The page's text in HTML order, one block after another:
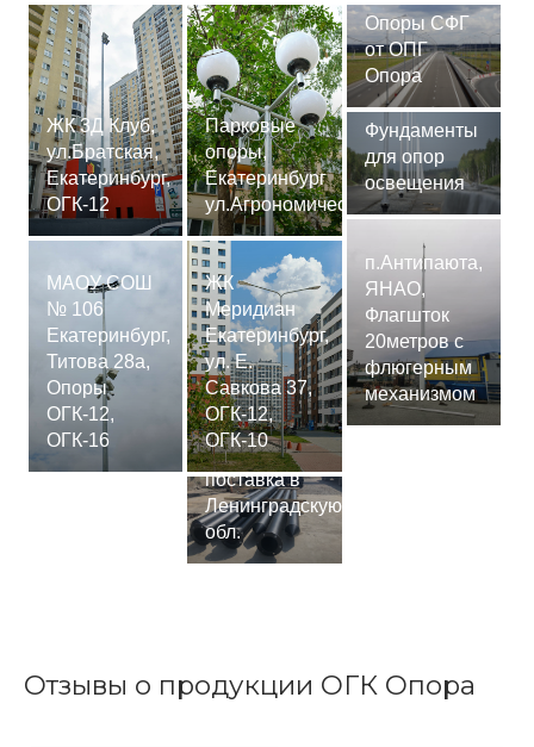
ЖК 3Д Клуб,
ул.Братская,
Екатеринбург,
ОГК-12
МАОУ СОШ
№ 106
Екатеринбург,
Титова 28а,
Опоры
ОГК-12,
ОГК-16
Парковые
опоры,
Екатеринбург
ул.Агрономическая
ЖК
Меридиан
Екатеринбург,
ул. Е.
Савкова 37,
ОГК-12,
ОГК-10
Сваи
СМ-7,75м,
поставка в
Ленинградскую
обл.
Опоры СФГ
от ОПГ
Опора
Фундаменты
для опор
освещения
п.Антипаюта,
ЯНАО,
Флагшток
20метров с
флюгерным
механизмом
Отзывы о продукции ОГК Опора